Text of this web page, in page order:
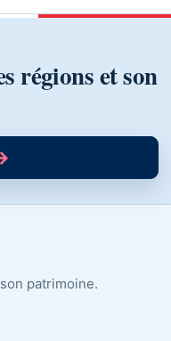
régions et son
patrimoine.